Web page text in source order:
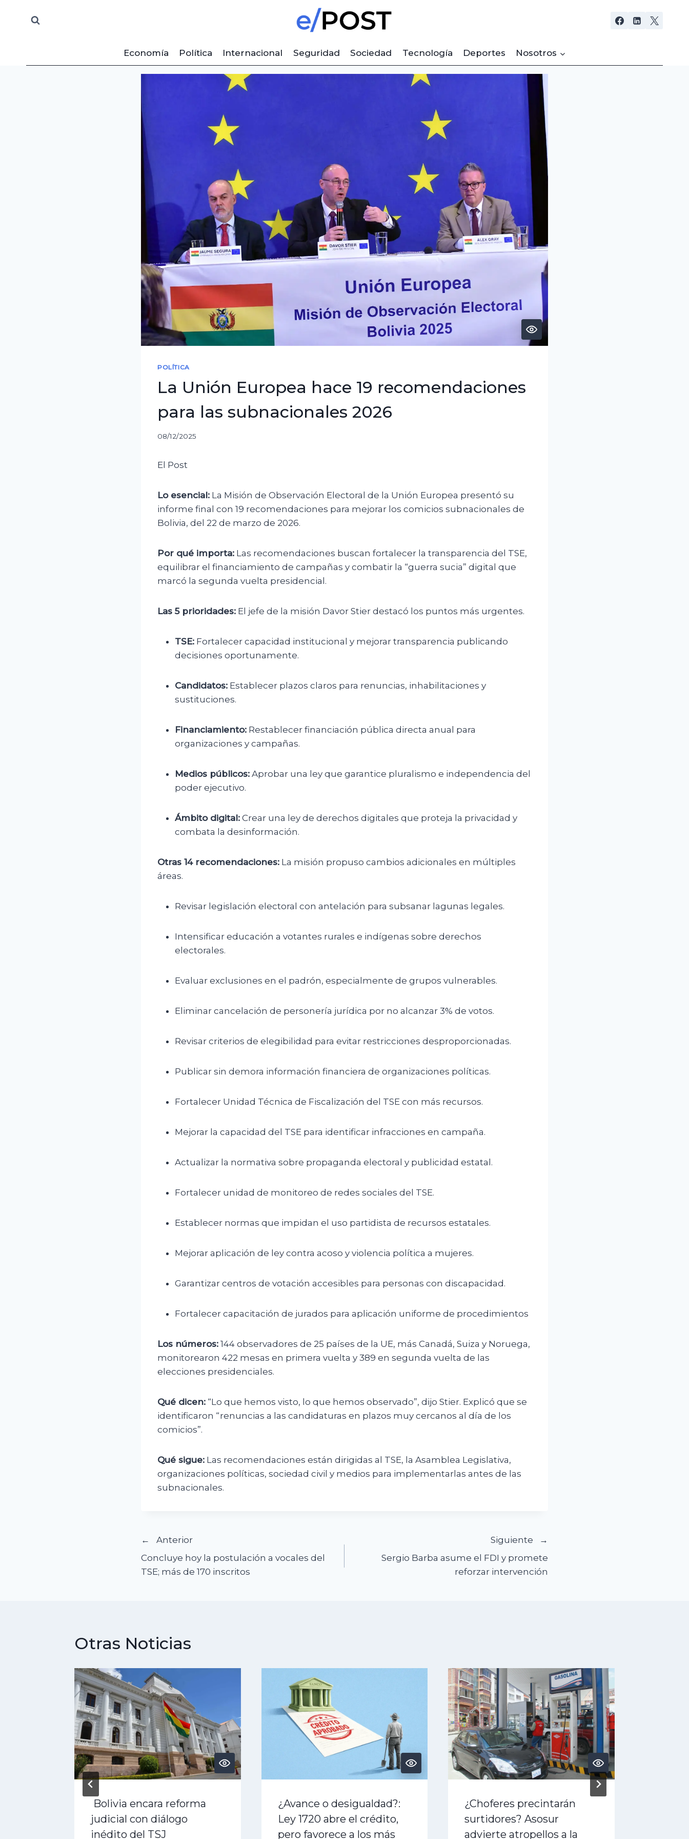
Economía
Política Internacional Seguridad Sociedad Tecnología Deportes Nosotros
POLÍTICA
La Unión Europea hace 19 recomendaciones
para las subnacionales 2026
08/12/2025
El Post
Lo esencial: La Misión de Observación Electoral de la Unión Europea presentó su
informe final con 19 recomendaciones para mejorar los comicios subnacionales de
Bolivia, del 22 de marzo de 2026.
Por qué importa: Las recomendaciones buscan fortalecer la transparencia del TSE,
equilibrar el financiamiento de campañas y combatir la “guerra sucia” digital que
marcó la segunda vuelta presidencial.
Las 5 prioridades: El jefe de la misión Davor Stier destacó los puntos más urgentes.
TSE: Fortalecer capacidad institucional y mejorar transparencia publicando
decisiones oportunamente.
Candidatos: Establecer plazos claros para renuncias, inhabilitaciones y
sustituciones.
Financiamiento: Restablecer financiación pública directa anual para
organizaciones y campañas.
Medios públicos: Aprobar una ley que garantice pluralismo e independencia del
poder ejecutivo.
Ámbito digital: Crear una ley de derechos digitales que proteja la privacidad y
combata la desinformación.
Otras 14 recomendaciones: La misión propuso cambios adicionales en múltiples
áreas.
Revisar legislación electoral con antelación para subsanar lagunas legales.
Intensificar educación a votantes rurales e indígenas sobre derechos
electorales.
Evaluar exclusiones en el padrón, especialmente de grupos vulnerables.
Eliminar cancelación de personería jurídica por no alcanzar 3% de votos.
Revisar criterios de elegibilidad para evitar restricciones desproporcionadas.
Publicar sin demora información financiera de organizaciones políticas.
Fortalecer Unidad Técnica de Fiscalización del TSE con más recursos.
Mejorar la capacidad del TSE para identificar infracciones en campaña.
Actualizar la normativa sobre propaganda electoral y publicidad estatal.
Fortalecer unidad de monitoreo de redes sociales del TSE.
Establecer normas que impidan el uso partidista de recursos estatales.
Mejorar aplicación de ley contra acoso y violencia política a mujeres.
Garantizar centros de votación accesibles para personas con discapacidad.
Fortalecer capacitación de jurados para aplicación uniforme de procedimientos
Los números: 144 observadores de 25 países de la UE, más Canadá, Suiza y Noruega,
monitorearon 422 mesas en primera vuelta y 389 en segunda vuelta de las
elecciones presidenciales.
Qué dicen: “Lo que hemos visto, lo que hemos observado”, dijo Stier. Explicó que se
identificaron “renuncias a las candidaturas en plazos muy cercanos al día de los
comicios”.
Qué sigue: Las recomendaciones están dirigidas al TSE, la Asamblea Legislativa,
organizaciones políticas, sociedad civil y medios para implementarlas antes de las
subnacionales.
Navegación
de
Anterior
Concluye hoy la postulación a vocales del
TSE; más de 170 inscritos
Siguiente
Sergio Barba asume el FDI y promete
reforzar intervención
Otras Noticias
Bolivia encara reforma
judicial con diálogo
inédito del TSJ
¿Avance o desigualdad?:
Ley 1720 abre el crédito,
pero favorece a los más
¿Choferes precintarán
surtidores? Asosur
advierte atropellos a la